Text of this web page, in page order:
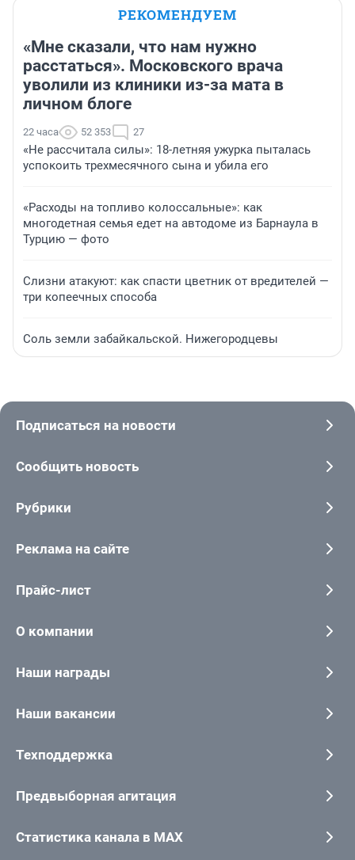
РЕКОМЕНДУЕМ
«Мне сказали, что нам нужно
расстаться». Московского врача
уволили из клиники из-за мата в
личном блоге
22 часа 52 353 27
«Не рассчитала силы»: 18-летняя ужурка пыталась
успокоить трехмесячного сына и убила его
«Расходы на топливо колоссальные»: как
многодетная семья едет на автодоме из Барнаула в
Турцию — фото
Слизни атакуют: как спасти цветник от вредителей —
три копеечных способа
Соль земли забайкальской. Нижегородцевы
Подписаться на новости
Сообщить новость
Рубрики
Реклама на сайте
Прайс-лист
О компании
Наши награды
Наши вакансии
Техподдержка
Предвыборная агитация
Статистика канала в MAX